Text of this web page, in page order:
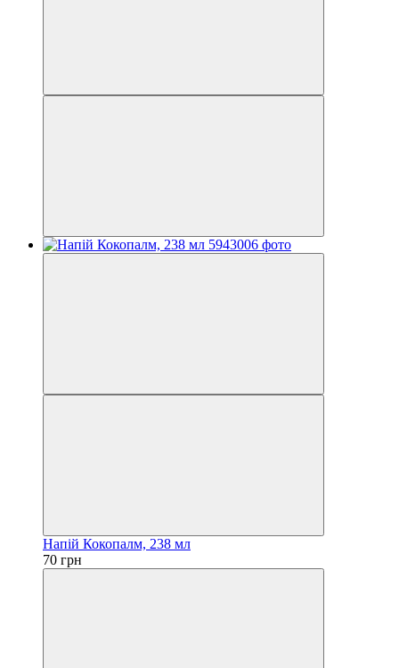
Напій Кокопалм, 238 мл
70 грн